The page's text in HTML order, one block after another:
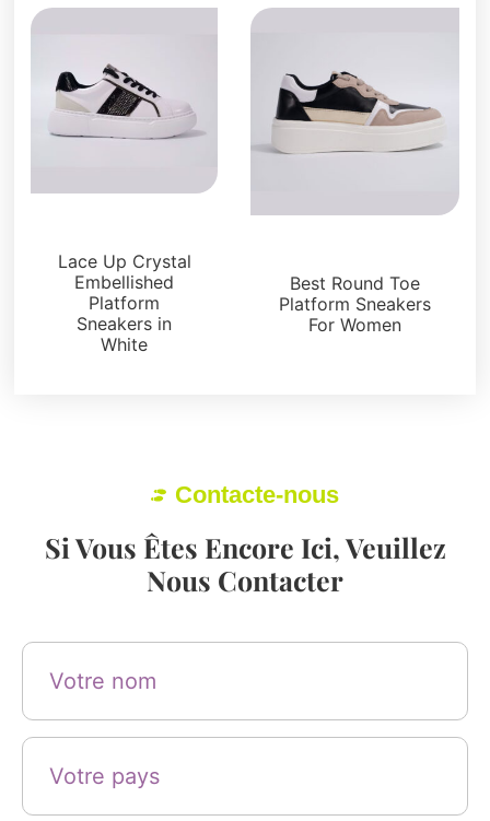
Lace Up Crystal
Embellished
Platform
Sneakers in
White
Best Round Toe
Platform Sneakers
For Women
Contacte-nous
Si Vous Êtes Encore Ici, Veuillez
Nous Contacter